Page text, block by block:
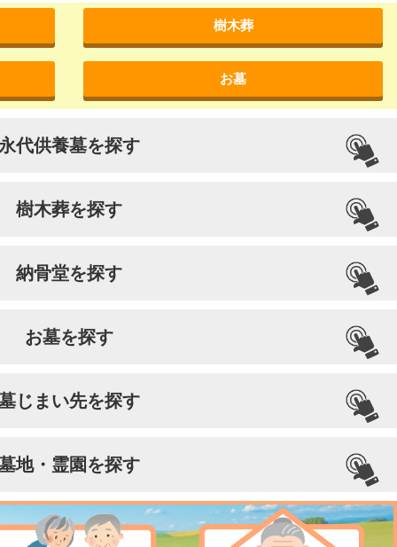
樹木葬
お墓
代供養墓を探す
樹木葬を探す
納骨堂を探す
お墓を探す
じまい先を探す
地・霊園を探す